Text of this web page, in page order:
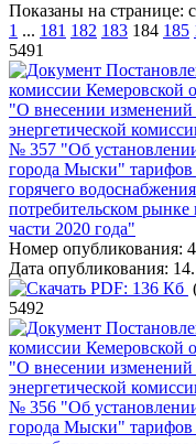
Показаны на странице:
1 ... 181 182 183 184 185
5491
комиссии Кемеровской
"О внесении изменений
энергетической
№ 357 "Об
города Мыски" тарифов
горячего
потребительском
части 2020 года"
Номер опубликования:
Дата опубликования:
PDF: 136 Кб
5492
комиссии Кемеровской
"О внесении изменений
энергетической
№ 356 "Об
города Мыски" тарифов